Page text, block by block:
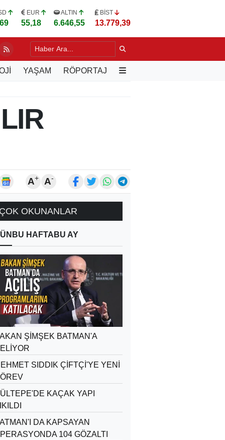
EUR
55,18
ALTIN
6.646,55
BİST
13.779,39
UYGULAMALI "YEŞİL BUDAMA" EĞİTİMİ
YAŞAM RÖPORTAJ
A+ A-
OKUNANLAR
BU HAFTA BU AY
ŞİMŞEK BATMAN'A
SIDDIK ÇİFTÇİ'YE YENİ
KAÇAK YAPI
DA KAPSAYAN
104 GÖZALTI